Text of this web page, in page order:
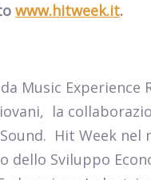
www.hitweek.it.
Music Experience
la
Hit Week nel
dello Sviluppo